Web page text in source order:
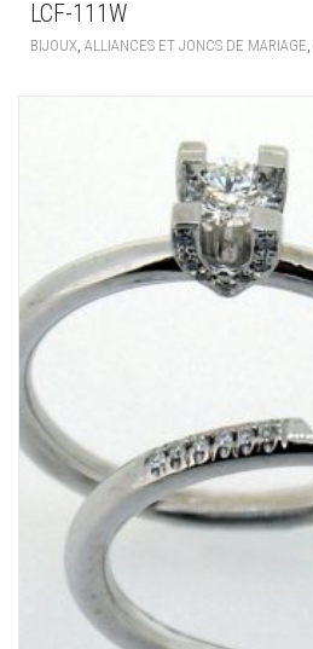
LCF-111W
BIJOUX, ALLIANCES ET JONCS DE MARIAGE,